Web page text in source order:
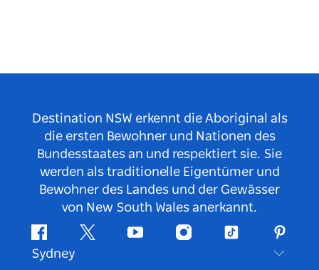
Destination NSW erkennt die Aboriginal als
die ersten Bewohner und Nationen des
Bundesstaates an und respektiert sie. Sie
werden als traditionelle Eigentümer und
Bewohner des Landes und der Gewässer
von New South Wales anerkannt.
FacebookTwitter YouTubeInstagramTikTok
Sydney